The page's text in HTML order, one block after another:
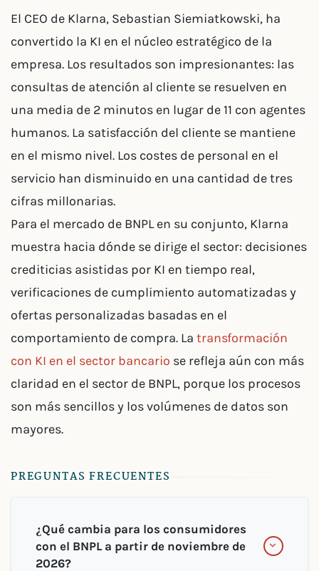
El CEO de Klarna, Sebastian Siemiatkowski, ha
convertido la KI en el núcleo estratégico de la
empresa. Los resultados son impresionantes: las
consultas de atención al cliente se resuelven en
una media de 2 minutos en lugar de 11 con agentes
humanos. La satisfacción del cliente se mantiene
en el mismo nivel. Los costes de personal en el
servicio han disminuido en una cantidad de tres
cifras millonarias.
Para el mercado de BNPL en su conjunto, Klarna
muestra hacia dónde se dirige el sector: decisiones
crediticias asistidas por KI en tiempo real,
verificaciones de cumplimiento automatizadas y
ofertas personalizadas basadas en el
comportamiento de compra. La transformación
con KI en el sector bancario se refleja aún con más
claridad en el sector de BNPL, porque los procesos
son más sencillos y los volúmenes de datos son
mayores.
PREGUNTAS FRECUENTES
¿Qué cambia para los consumidores
con el BNPL a partir de noviembre de
2026?